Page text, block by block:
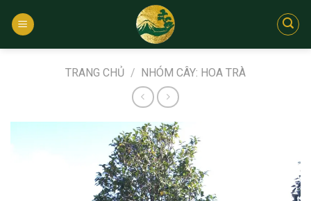
qua
TRANG CHỦ / NHÓM CÂY: HOA TRÀ